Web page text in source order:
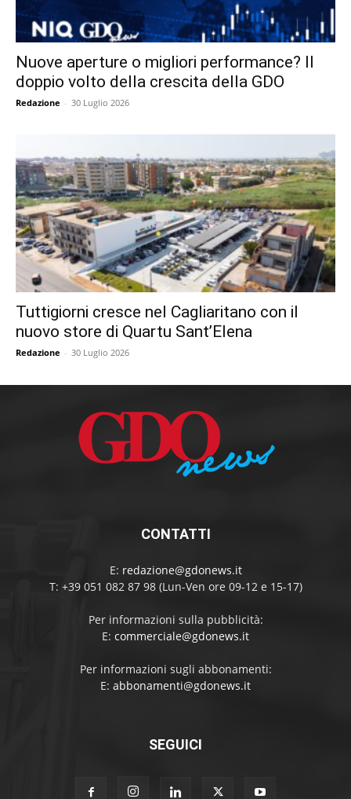
Nuove aperture o migliori performance? Il
doppio volto della crescita della GDO
Redazione - 30 Luglio 2026
Tuttigiorni cresce nel Cagliaritano con il
nuovo store di Quartu Sant’Elena
Redazione - 30 Luglio 2026
CONTATTI
E: redazione@gdonews.it
T: +39 051 082 87 98 (Lun-Ven ore 09-12 e 15-17)
Per informazioni sulla pubblicità:
E: commerciale@gdonews.it
Per informazioni sugli abbonamenti:
E: abbonamenti@gdonews.it
SEGUICI